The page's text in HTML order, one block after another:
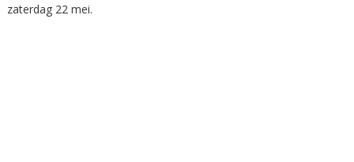
zaterdag 22 mei.